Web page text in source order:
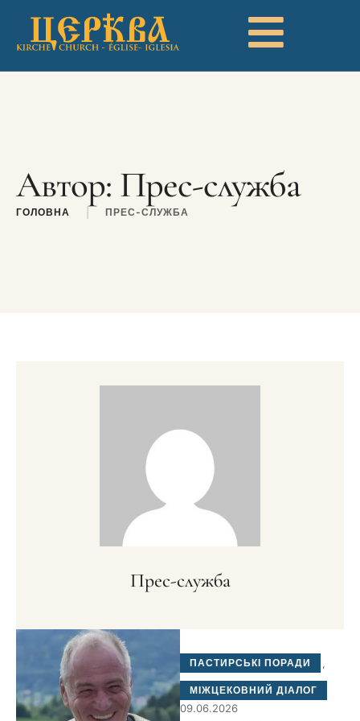
Автор: Прес-служба
ГОЛОВНА ПРЕС-СЛУЖБА
Прес-служба
ПАСТИРСЬКІ ПОРАДИ ,
МІЖЦЕКОВНИЙ ДІАЛОГ
09.06.2026